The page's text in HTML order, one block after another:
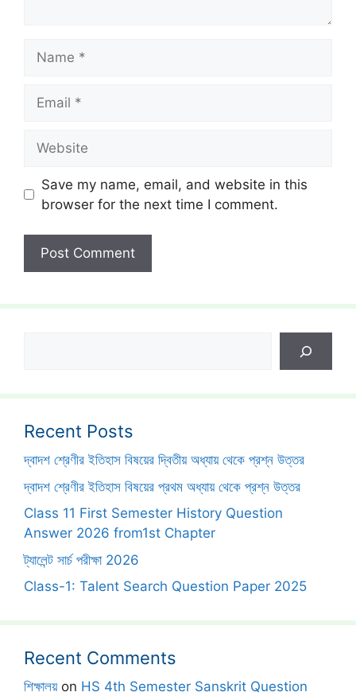
Save my name, email, and website in this
browser for the next time I comment.
Recent Posts
দ্বাদশ শ্রেণীর ইতিহাস বিষয়ের দ্বিতীয় অধ্যায় থেকে প্রশ্ন উত্তর
দ্বাদশ শ্রেণীর ইতিহাস বিষয়ের প্রথম অধ্যায় থেকে প্রশ্ন উত্তর
Class 11 First Semester History Question
Answer 2026 from1st Chapter
ট্যালেন্ট সার্চ পরীক্ষা 2026
Class-1: Talent Search Question Paper 2025
Recent Comments
শিক্ষালয়on HS 4th Semester Sanskrit Question